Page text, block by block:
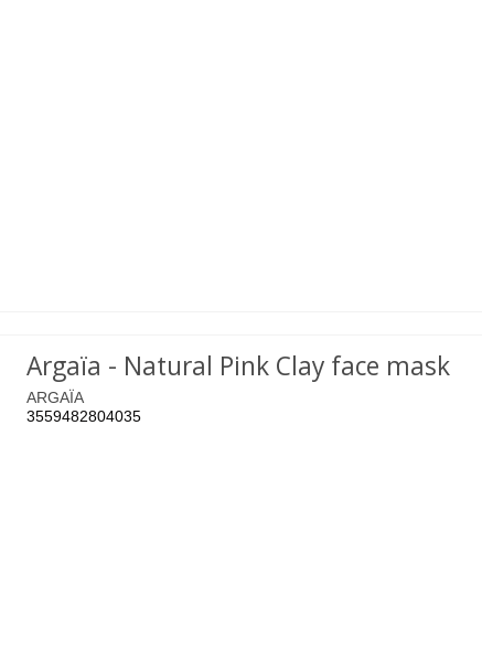
Argaïa - Natural Pink Clay face mask
ARGAÏA
3559482804035